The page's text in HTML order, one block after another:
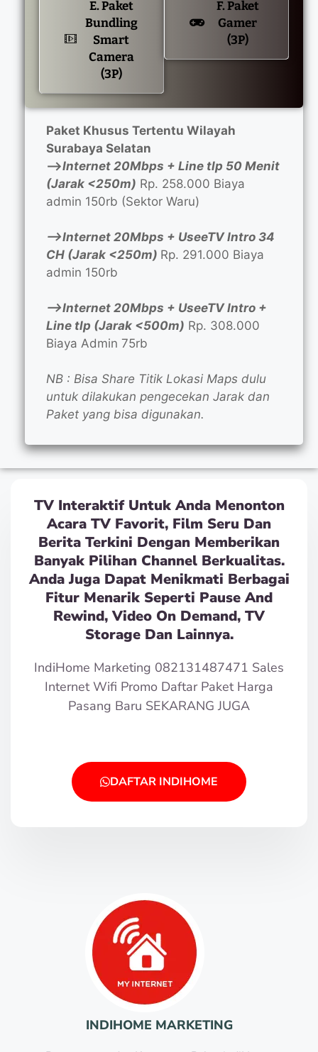
E. Paket
Bundling
Smart
Camera
(3P)
F. Paket
Gamer
(3P)
Paket Khusus Tertentu Wilayah
Surabaya Selatan
—>Internet 20Mbps + Line tlp 50 Menit
(Jarak <250m) Rp. 258.000 Biaya
admin 150rb (Sektor Waru)
—>Internet 20Mbps + UseeTV Intro 34
CH (Jarak <250m) Rp. 291.000 Biaya
admin 150rb
—>Internet 20Mbps + UseeTV Intro +
Line tlp (Jarak <500m) Rp. 308.000
Biaya Admin 75rb
NB : Bisa Share Titik Lokasi Maps dulu
untuk dilakukan pengecekan Jarak dan
Paket yang bisa digunakan.
TV Interaktif Untuk Anda Menonton
Acara TV Favorit, Film Seru Dan
Berita Terkini Dengan Memberikan
Banyak Pilihan Channel Berkualitas.
Anda Juga Dapat Menikmati Berbagai
Fitur Menarik Seperti Pause And
Rewind, Video On Demand, TV
Storage Dan Lainnya.
IndiHome Marketing 082131487471 Sales
Internet Wifi Promo Daftar Paket Harga
Pasang Baru SEKARANG JUGA
DAFTAR INDIHOME
INDIHOME MARKETING